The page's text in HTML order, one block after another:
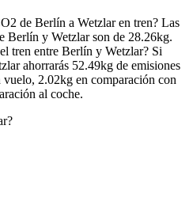
de Berlín a Wetzlar en tren? Las
Berlín y Wetzlar son de 28.26kg.
tren entre Berlín y Wetzlar? Si
ahorrarás 52.49kg de emisiones
2.02kg en comparación con
al coche.